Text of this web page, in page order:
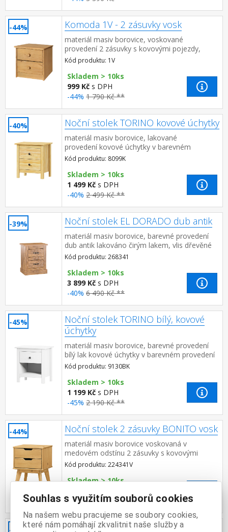
-44% Komoda 1V - 2 zásuvky vosk
materiál masiv borovice, voskované
provedení 2 zásuvky s kovovými pojezdy,
hloubka zásuvky 27,5 cm
Kód produktu: 1V
Skladem > 10ks
999 Kč s DPH
-44% 1 790 Kč **
-40% Noční stolek TORINO kovové úchytky
materiál masiv borovice, lakované
provedení kovové úchytky v barevném
provedení černěná mosaz 2 zásuvky s
kovovými pojezdy
Kód produktu: 8099K
Skladem > 10ks
1 499 Kč s DPH
-40% 2 499 Kč **
-39% Noční stolek EL DORADO dub antik
materiál masiv borovice, barevné provedení
dub antik lakováno čirým lakem, vlis dřevěné
struktury dvě zásuvky součást sestavy EL
DORADO
Kód produktu: 268341
Skladem > 10ks
3 899 Kč s DPH
-40% 6 490 Kč **
-45%
Noční stolek TORINO bílý, kovové
úchytky
materiál masiv borovice, barevné provedení
bílý lak kovové úchytky v barevném provedení
černěná mosaz jedna zásuvka s kovovými
pojezdy
Kód produktu: 9130BK
Skladem > 10ks
1 199 Kč s DPH
-45% 2 190 Kč **
-44% Noční stolek 2 zásuvky BONITO vosk
materiál masiv borovice voskovaná v
medovém odstínu 2 zásuvky s kovovými
pojezdy
Kód produktu: 224341V
Skladem > 10ks
-44% 3 590 Kč **
-42% Noční stolek TORINO kovové úchytky
Souhlas s využitím souborů cookies
Na našem webu pracujeme se soubory cookies,
které nám pomáhají zkvalitnit naše služby a